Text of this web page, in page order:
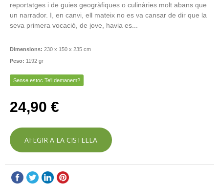
reportatges i de guies geogràfiques o culinàries molt abans que
un narrador. I, en canvi, ell mateix no es va cansar de dir que la
seva primera vocació, de jove, havia es...
Dimensions: 230 x 150 x 235 cm
Peso: 1192 gr
Sense estoc Te'l demanem?
24,90 €
AFEGIR A LA CISTELLA